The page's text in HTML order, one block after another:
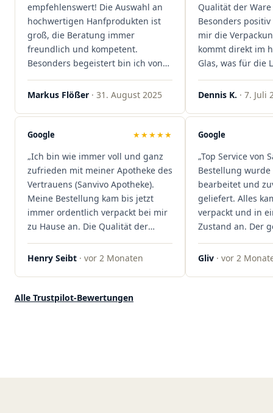
empfehlenswert! Die Auswahl an
hochwertigen Hanfprodukten ist
groß, die Beratung immer
freundlich und kompetent.
Besonders begeistert bin ich von
alles läuft unkompliziert und
sind extrem zügig, was mir jedes
Mal viel Zeit spart. Man merkt,
Kundenzufriedenheit an erster
Stelle stehen. Vielen Dank an das
Team von Sanvivo – ich bin
rundum begeistert!"
Markus Flößer · 31. August 2025
Qualität der
Besonders
mir die
kommt direkt im
Glas, was für die
wieder!"
Dennis K. · 7. Juli
Google ★★★★★
„Ich bin wie immer voll und ganz
zufrieden mit meiner Apotheke des
Vertrauens (Sanvivo Apotheke).
Meine Bestellung kam bis jetzt
immer ordentlich verpackt bei mir
zu Hause an. Die Qualität der
hohen Niveau, die Auswahl ist
ordentlich gelagert, ich hatte nur
Henry Seibt · vor 2 Monaten
Google
„Top Service von
Bestellung wurde
bearbeitet und
geliefert. Alles
verpackt und in
Zustand an. Der
professionell.
Gliv · vor 2
Alle Trustpilot-Bewertungen